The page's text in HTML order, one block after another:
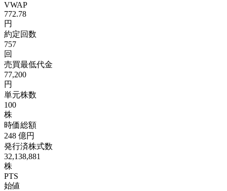
VWAP
772.78
円
約定回数
757
回
売買最低代金
77,200
円
単元株数
100
株
時価総額
248 億円
発行済株式数
32,138,881
株
PTS
始値